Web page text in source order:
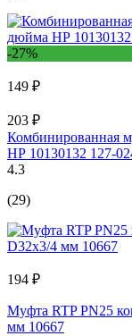
-27%
149 ₽
203 ₽
Комбинированная
НР 10130132 127-
4.3
(29)
194 ₽
Муфта RTP PN25
мм 10667